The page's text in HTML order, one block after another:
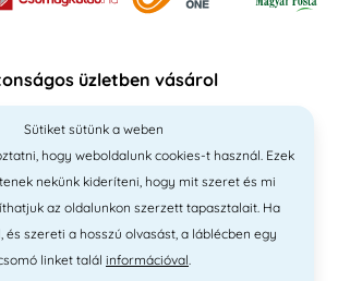
üzletben vásárol
Sütiket sütünk a weben
hogy weboldalunk cookies-t használ. Ezek
nekünk kideríteni, hogy mit szeret és mi
az oldalunkon szerzett tapasztalait. Ha
és szereti a hosszú olvasást, a láblécben egy
linket talál információval.